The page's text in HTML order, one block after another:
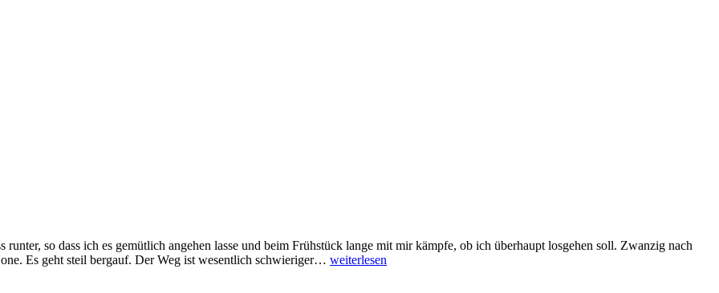
so dass ich es gemütlich angehen lasse und beim Frühstück lange mit mir kämpfe, ob ich überhaupt losgehen soll. Zwanzig nach
Es geht steil bergauf. Der Weg ist wesentlich schwieriger… Der
weiterlesen